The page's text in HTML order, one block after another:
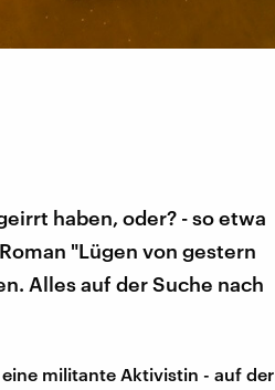
haben, oder? - so etwa
"Lügen von gestern
Alles auf der Suche nach
militante Aktivistin - auf der